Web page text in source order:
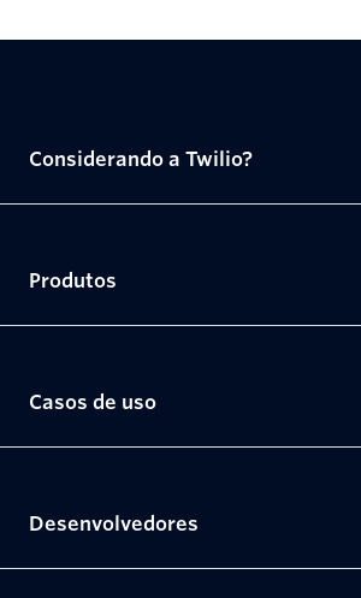
Considerando a Twilio?
Produtos
Casos de uso
Desenvolvedores